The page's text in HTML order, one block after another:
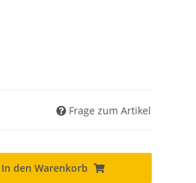
Frage zum Artikel
In den Warenkorb